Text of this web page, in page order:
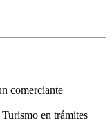
comerciante
en trámites